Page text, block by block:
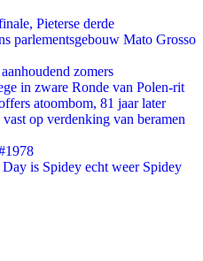
Pieterse derde
parlementsgebouw Mato Grosso
zomers
in zware Ronde van Polen-rit
atoombom, 81 jaar later
op verdenking van beramen
is Spidey echt weer Spidey